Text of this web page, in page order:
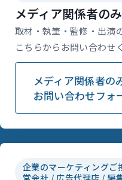
メディア関係者の
取材・執筆・監修・出演
こちらからお問い合わせ
メディア関係者の
お問い合わせフォ
企業のマーケティングご